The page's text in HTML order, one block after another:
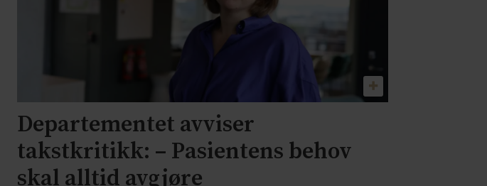
Departementet avviser
takstkritikk: – Pasientens behov
skal alltid avgjøre